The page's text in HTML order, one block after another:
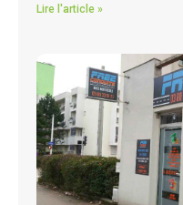
Lire l'article »